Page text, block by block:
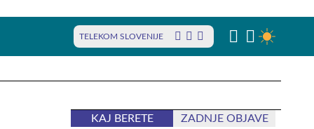
TELEKOM SLOVENIJE
KAJ BERETE ZADNJE OBJAVE